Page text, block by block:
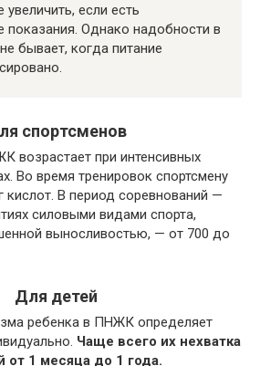
если есть
показания. Однако надобности в
бывает, когда питание
спортсменов
возрастает при интенсивных
Во время тренировок спортсмену
кислот. В период соревнований —
силовыми видами спорта,
выносливостью, — от 700 до
Для детей
ребенка в ПНЖК определяет
Чаще всего их нехватка
от 1 месяца до 1 года.